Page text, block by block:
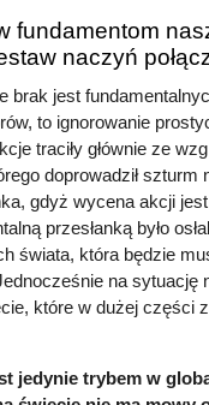
fundamentom
naczyń
brak jest
to ignorowanie
traciły głównie ze
doprowadził szturm
gdyż wycena akcji
przesłanką było
świata, która będzie
na sytuację
które w dużej części
jedynie trybem w